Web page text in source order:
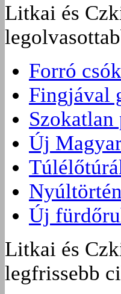
Litkai és
Forró
Fingjával
Szokatlan
Új
Új
Litkai és
legfrissebb